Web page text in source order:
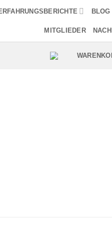
BLOG
MITGLIEDER